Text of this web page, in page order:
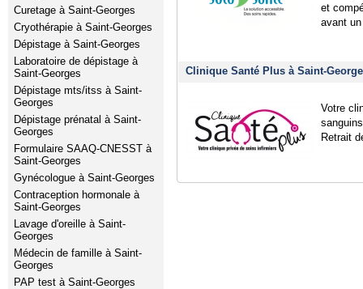
Curetage à Saint-Georges
Cryothérapie à Saint-Georges
Dépistage à Saint-Georges
Laboratoire de dépistage à
Saint-Georges
Dépistage mts/itss à Saint-
Georges
Dépistage prénatal à Saint-
Georges
Formulaire SAAQ-CNESST à
Saint-Georges
Gynécologue à Saint-Georges
Contraception hormonale à
Saint-Georges
Lavage d'oreille à Saint-
Georges
Médecin de famille à Saint-
Georges
PAP test à Saint-Georges
et
avant
Clinique Santé Plus à Saint-
Votre
Retrait